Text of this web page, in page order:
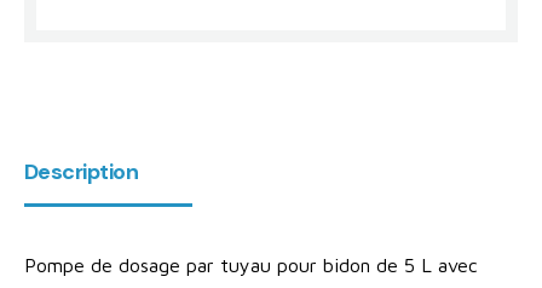
Description
Pompe de dosage par tuyau pour bidon de 5 L avec